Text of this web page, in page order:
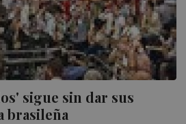
sigue sin dar sus
brasileña